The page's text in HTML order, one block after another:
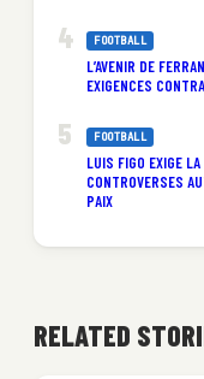
FOOTBALL
L’AVENIR DE
EXIGENCES
FOOTBALL
LUIS FIGO EXIGE
CONTROVERSES
PAIX
RELATED